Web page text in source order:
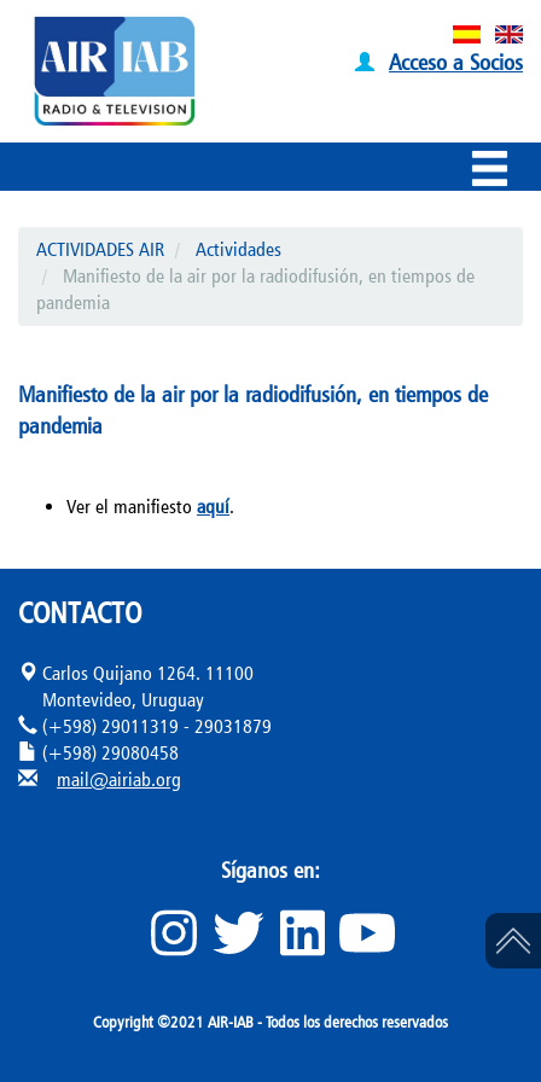
Acceso a Socios
ACTIVIDADES AIR
Actividades
Manifiesto de la air por la radiodifusión, en tiempos de
pandemia
Manifiesto de la air por la radiodifusión, en tiempos de
pandemia
Ver el manifiesto aquí.
CONTACTO
Carlos Quijano 1264. 11100
Montevideo, Uruguay
(+598) 29011319 - 29031879
(+598) 29080458
mail@airiab.org
Síganos en:
Copyright ©2021 AIR-IAB - Todos los derechos reservados